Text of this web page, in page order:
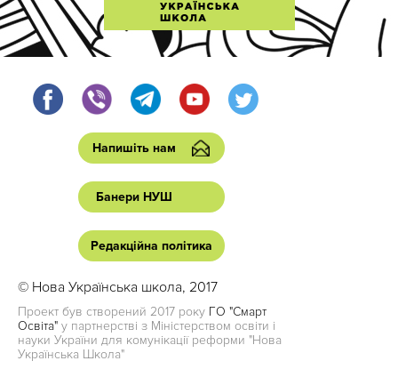
Напишіть нам
Банери НУШ
Редакційна політика
© Нова Українська школа, 2017
Проект був створений 2017 року ГО "Смарт
Освіта" у партнерстві з Міністерством освіти і
науки України для комунікації реформи "Нова
Українська Школа"